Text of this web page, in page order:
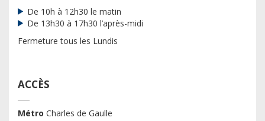
De 10h à 12h30 le matin
De 13h30 à 17h30 l’après-midi
Fermeture tous les Lundis
ACCÈS
Métro Charles de Gaulle